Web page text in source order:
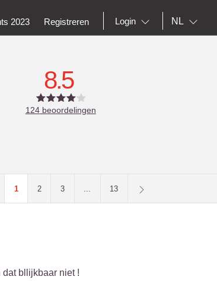
2023 Registreren Login NL
8.5
124beoordelingen
1 2 3 ... 13
bllijkbaar niet !